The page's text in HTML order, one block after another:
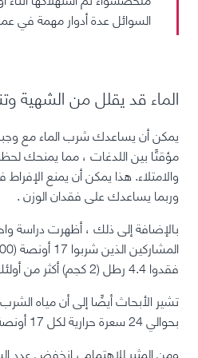
السوائل عدة أدوار مهمة في
الماء قد يقلل من الشهية
يمكن أن يساعدك شرب الماء مع
مؤقتًا بين اللدغات ، مما يمنحك
والامتلاء. هذا يمكن أن يمنع
وربمايساعدك على فقدان الوزن.
فقدوا 4.4 رطل (2 كجم) أكثر من أولئك الذين لم يفعلوا
تشير الأبحاث أيضًا إلى أن مياه
بحوالي 24
سعرة حراريةلكل 17 أونصة (500 مل) التي تستهلكها
ومن المثير للاهتمام ، انخفض عدد